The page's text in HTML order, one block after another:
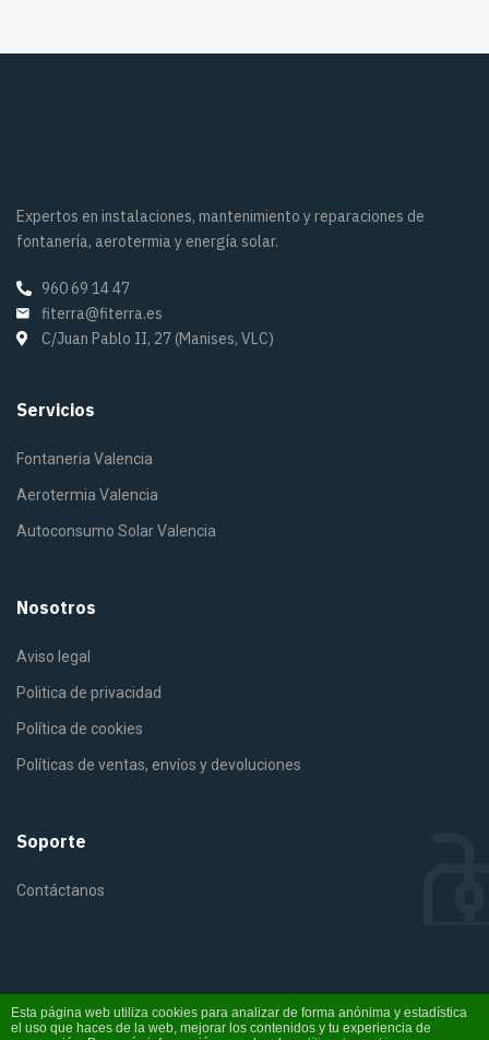
Expertos en instalaciones, mantenimiento y reparaciones de
fontanería, aerotermia y energía solar.
960 69 14 47
fiterra@fiterra.es
C/Juan Pablo II, 27 (Manises, VLC)
Servicios
Fontaneria Valencia
Aerotermia Valencia
Autoconsumo Solar Valencia
Nosotros
Aviso legal
Politica de privacidad
Política de cookies
Políticas de ventas, envíos y devoluciones
Soporte
Contáctanos
©2025 Fiterra. Derechos reservados
Esta página web utiliza cookies para analizar de forma anónima y estadística
el uso que haces de la web, mejorar los contenidos y tu experiencia de